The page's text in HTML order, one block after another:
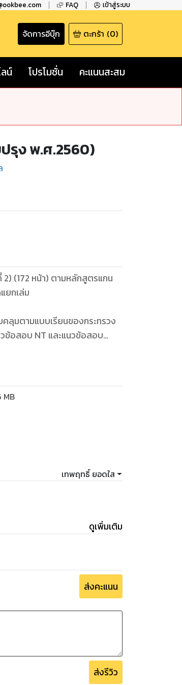
FAQ เข้าสู่ระบบ
จัดการอีบุ๊ก ตะกร้า (0)
น์ โปรโมชั่น คะแนนสะสม
รุง พ.ศ.2560)
(172 หน้า) ตามหลักสูตรแกน
ยกเล่ม
ลุมตามแบบเรียนของกระทรวง
ข้อสอบ NT และแนวข้อสอบ
ครูอาจารย์และผู้สนใจสามารถ
MB
เทพฤทธิ์ ยอดใส
ดูเพิ่มเติม
ส่งคะแนน
ส่งรีวิว